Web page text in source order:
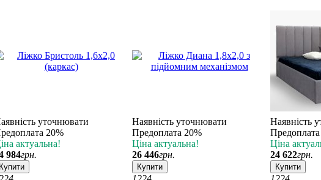
уточнювати
20%
актуальна!
984грн.
Купити
Наявність уточнювати
Предоплата 20%
Ціна актуальна!
26 446грн.
Купити
Наявність
Ціна
24 622грн.
Купити